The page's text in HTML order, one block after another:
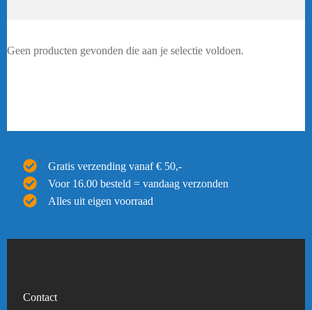
Geen producten gevonden die aan je selectie voldoen.
Gratis verzending vanaf € 50,-
Voor 16.00 besteld = vandaag verzonden
Alles uit eigen voorraad
Contact